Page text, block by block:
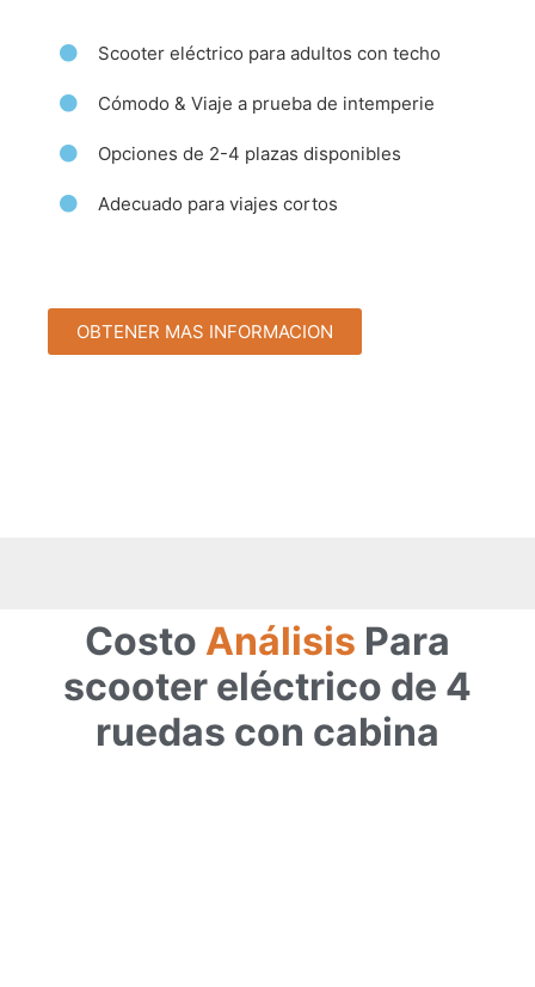
Scooter eléctrico para adultos con techo
Cómodo & Viaje a prueba de intemperie
Opciones de 2-4 plazas disponibles
Adecuado para viajes cortos
OBTENER MAS INFORMACION
Costo Análisis Para
scooter eléctrico de 4
ruedas con cabina